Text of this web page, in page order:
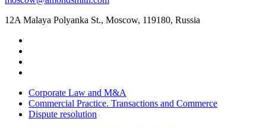
12A Malaya Polyanka St., Moscow, 119180, Russia
Corporate Law and M&A
Commercial Practice. Transactions and Commerce
Dispute resolution